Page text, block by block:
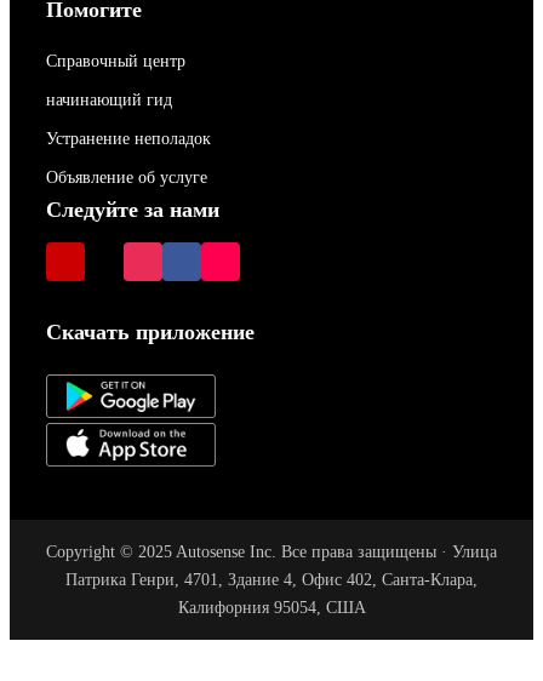
Помогите
Справочный центр
начинающий гид
Устранение неполадок
Объявление об услуге
Следуйте за нами
Скачать приложение
Copyright © 2025 Autosense Inc. Все права защищены · Улица
Патрика Генри, 4701, Здание 4, Офис 402, Санта-Клара,
Калифорния 95054, США